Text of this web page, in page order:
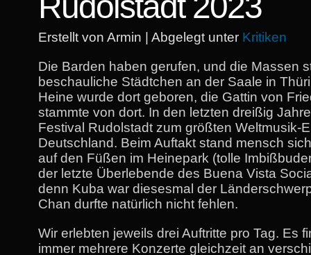
Erstellt von Armin | Abgelegt unter Kritiken
Die Barden haben gerufen, und die Massen
beschauliche Städtchen an der Saale in
Heine wurde dort geboren, die Gattin von
stammte von dort. In den letzten dreißig
Festival Rudolstadt zum größten Weltmusik-
Deutschland. Beim Auftakt stand mensch
auf den Füßen im Heinepark (tolle
der letzte Überlebende des Buena Vista
denn Kuba war diesesmal der
Chan durfte natürlich nicht fehlen.
Wir erlebten jeweils drei Auftritte pro Tag. Es
immer mehrere Konzerte gleichzeit an